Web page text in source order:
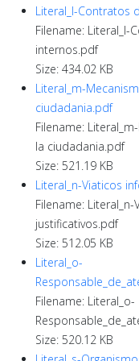
Literal_l-Contratos
Filename:
internos.pdf
Size: 434.02 KB
Literal_m-
ciudadania.pdf
Filename:
la ciudadania.pdf
Size: 521.19 KB
Literal_n-Viaticos
Filename:
justificativos.pdf
Size: 512.05 KB
Literal_o-
Filename: Literal_o-
Size: 520.12 KB